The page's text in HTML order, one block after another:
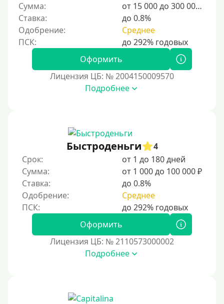
Сумма:
от 15 000 до 300 000 ₽
Ставка:
до 0.8%
Одобрение:
Среднее
Оформить
Лицензия ЦБ: № 2004150009570
Подробнее
Быстроденьги
4
Срок:
от 1 до 180 дней
Сумма:
от 1 000 до 100 000 ₽
Ставка:
до 0.8%
Одобрение:
Среднее
Оформить
Лицензия ЦБ: № 2110573000002
Подробнее